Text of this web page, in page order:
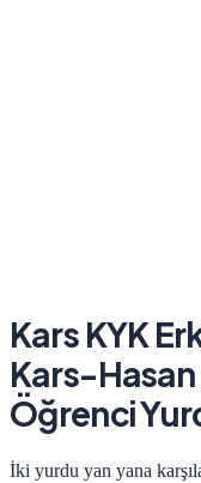
Kars KYK
Kars-Hasan
Öğrenci
İki yurdu yan yana